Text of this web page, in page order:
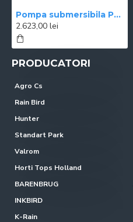
Pompa submersibila Pedrollo 4BLOCK m 4/13
2.623,00 lei
PRODUCATORI
Agro Cs
Rain Bird
Hunter
Standart Park
Valrom
Horti Tops Holland
BARENBRUG
INKBIRD
K-Rain